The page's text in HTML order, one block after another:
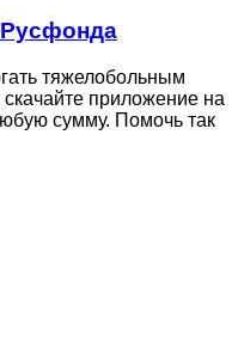
тяжелобольным
приложение на
сумму. Помочь так